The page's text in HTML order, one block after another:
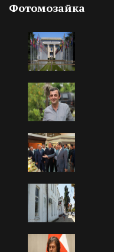
Фотомозайка